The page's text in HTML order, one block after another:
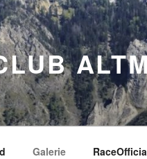
Galerie